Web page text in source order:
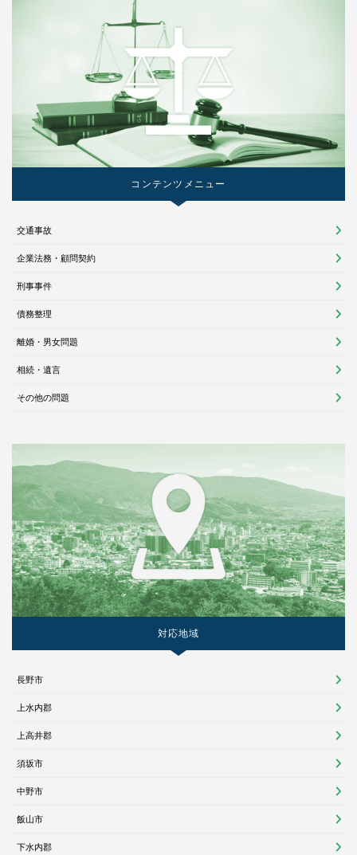
コンテンツメニュー
交通事故
企業法務・顧問契約
刑事事件
債務整理
離婚・男女問題
相続・遺言
その他の問題
対応地域
長野市
上水内郡
上高井郡
須坂市
中野市
飯山市
下水内郡